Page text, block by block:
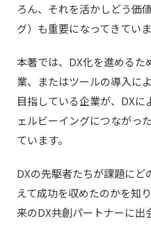
ろん、それを活かしどう価
グ）も重要になってきていま
本著では、DX化を進める
業、またはツールの導入に
目指している企業が、DXに
ェルビーイングにつながっ
ています。
DXの先駆者たちが課題に
えて成功を収めたのかを知
来のDX共創パートナーに出